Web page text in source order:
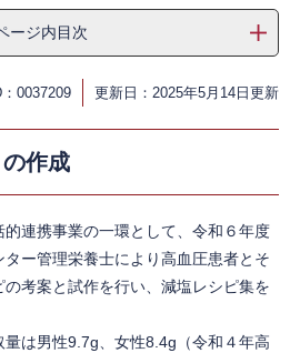
ージ内目次
0037209 更新日：2025年5月14日更新
の作成
連携事業の一環として、令和６年度
ー管理栄養士により高血圧患者とそ
考案と試作を行い、減塩レシピ集を
は男性9.7g、女性8.4g（令和４年高